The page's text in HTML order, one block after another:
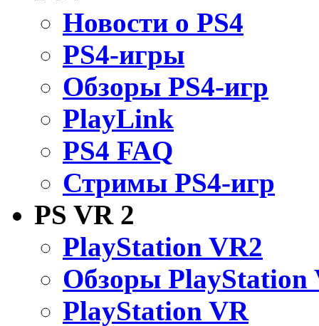
Новости о PS4
PS4-игры
Обзоры PS4-игр
PlayLink
PS4 FAQ
Стримы PS4-игр
PS VR 2
PlayStation VR2
Обзоры PlayStation
PlayStation VR